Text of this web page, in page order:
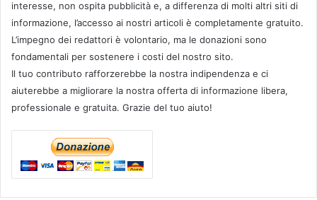
interesse, non ospita pubblicità e, a differenza di molti altri siti di
informazione, l’accesso ai nostri articoli è completamente gratuito.
L’impegno dei redattori è volontario, ma le donazioni sono
fondamentali per sostenere i costi del nostro sito.
Il tuo contributo rafforzerebbe la nostra indipendenza e ci
aiuterebbe a migliorare la nostra offerta di informazione libera,
professionale e gratuita. Grazie del tuo aiuto!